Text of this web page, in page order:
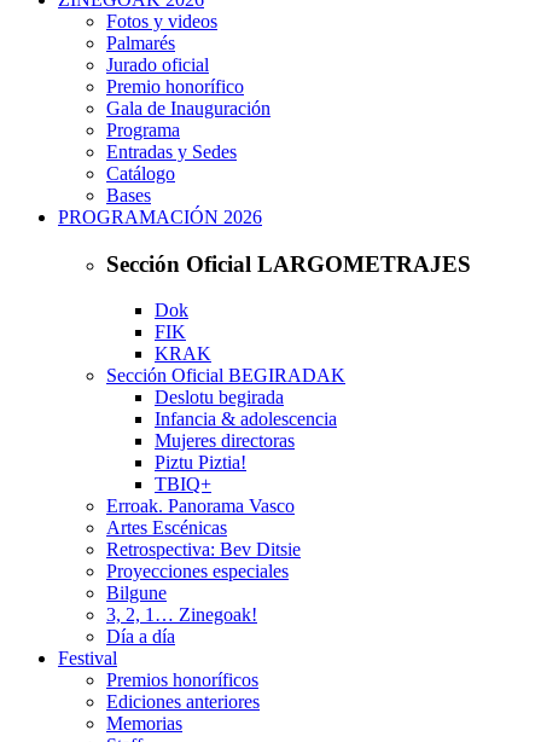
Fotos y videos
Palmarés
Jurado oficial
Premio honorífico
Gala de Inauguración
Programa
Entradas y Sedes
Catálogo
Bases
PROGRAMACIÓN 2026
Sección Oficial LARGOMETRAJES
Dok
FIK
KRAK
Sección Oficial BEGIRADAK
Deslotu begirada
Infancia & adolescencia
Mujeres directoras
Piztu Piztia!
TBIQ+
Erroak. Panorama Vasco
Artes Escénicas
Retrospectiva: Bev Ditsie
Proyecciones especiales
Bilgune
3, 2, 1… Zinegoak!
Día a día
Festival
Premios honoríficos
Ediciones anteriores
Memorias